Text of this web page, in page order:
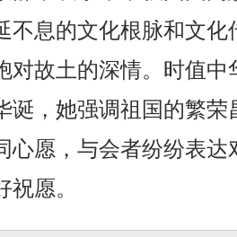
不息的文化根脉和文化
对故土的深情。时值中
诞，她强调祖国的繁荣
心愿，与会者纷纷表达
愿。